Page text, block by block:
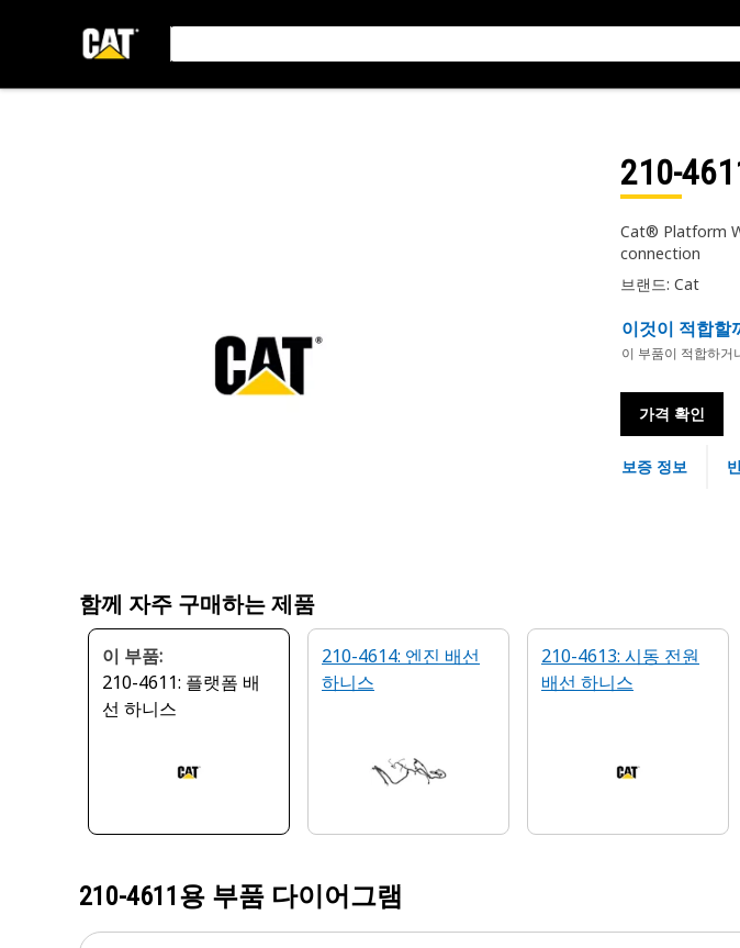
210-
Cat® Platform
connection
브랜드: Cat
이것이 적합할
이 부품이 적합하거
가격 확인
보증 정보
함께 자주 구매하는 제품
이 부품:
210-4611: 플랫폼 배
선 하니스
210-4614: 엔진 배선
하니스
210-4613: 시동 전원
배선 하니스
210-4611 용 부품 다이어그램